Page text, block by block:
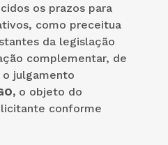
os prazos para
como preceitua
da legislação
complementar, de
julgamento
o objeto do
conforme